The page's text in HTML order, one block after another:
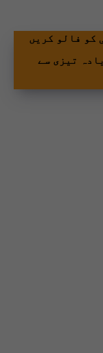
کو فالو کریں
تیزی سے